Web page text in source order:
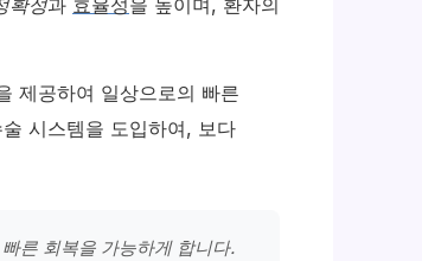
확성과 효율성을 높이며, 환자의
제공하여 일상으로의 빠른
시스템을 도입하여, 보다
른 회복을 가능하게 합니다.